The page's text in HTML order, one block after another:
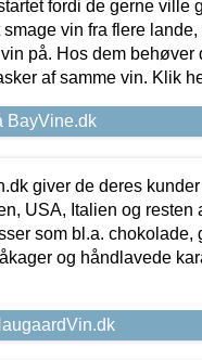
fordi de gerne ville
vin fra flere
på. Hos dem behøver
af samme vin. Klik
BayVine.dk
giver de deres
USA, Italien og resten
som bl.a. chokolade,
og håndlavede